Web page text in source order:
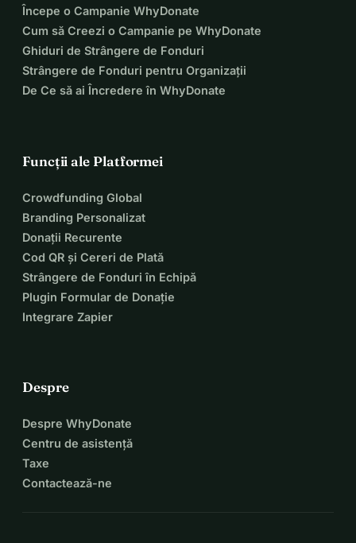
Începe o Campanie WhyDonate
Cum să Creezi o Campanie pe WhyDonate
Ghiduri de Strângere de Fonduri
Strângere de Fonduri pentru Organizații
De Ce să ai Încredere în WhyDonate
Funcții ale Platformei
Crowdfunding Global
Branding Personalizat
Donații Recurente
Cod QR și Cereri de Plată
Strângere de Fonduri în Echipă
Plugin Formular de Donație
Integrare Zapier
Despre
Despre WhyDonate
Centru de asistență
Taxe
Contactează-ne